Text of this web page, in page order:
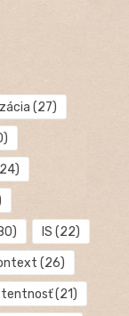
(27)
IS (22)
(26)
(21)